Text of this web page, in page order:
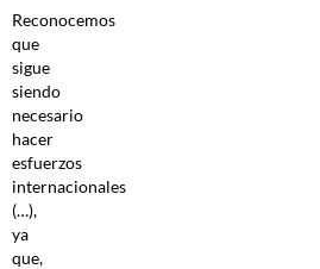
Reconocemos
que
sigue
siendo
necesario
hacer
esfuerzos
internacionales
(…),
ya
que,